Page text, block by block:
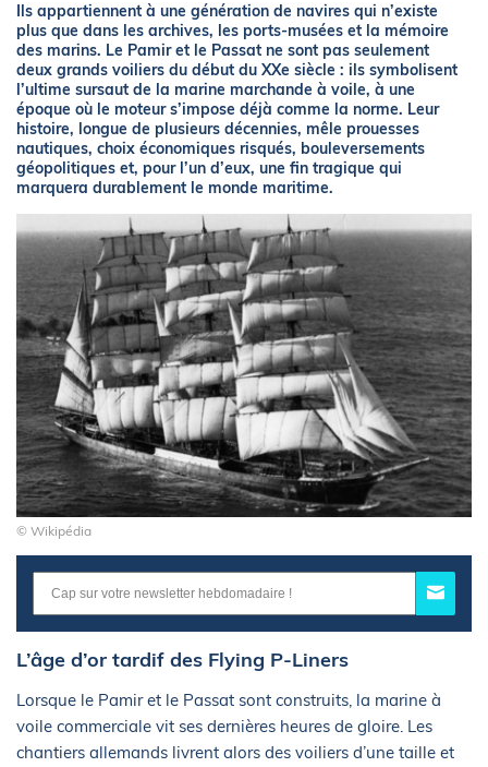
Ils appartiennent à une génération de navires qui n’existe
plus que dans les archives, les ports-musées et la mémoire
des marins. Le Pamir et le Passat ne sont pas seulement
deux grands voiliers du début du XXe siècle : ils symbolisent
l’ultime sursaut de la marine marchande à voile, à une
époque où le moteur s’impose déjà comme la norme. Leur
histoire, longue de plusieurs décennies, mêle prouesses
nautiques, choix économiques risqués, bouleversements
géopolitiques et, pour l’un d’eux, une fin tragique qui
marquera durablement le monde maritime.
© Wikipédia
L’âge d’or tardif des Flying P-Liners
Lorsque le Pamir et le Passat sont construits, la marine à
voile commerciale vit ses dernières heures de gloire. Les
chantiers allemands livrent alors des voiliers d’une taille et